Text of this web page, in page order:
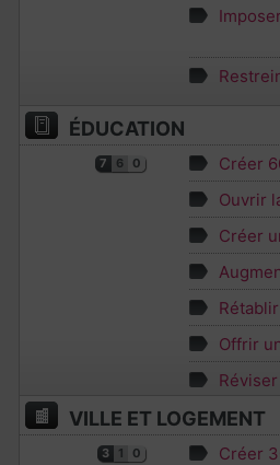
ÉDUCATION
7 6 0
Créer
Ouvrir
Créer
Offrir
VILLE ET LOGEMENT
3 1 0
Créer